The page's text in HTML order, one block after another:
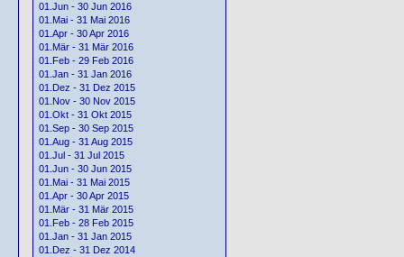
01.Jun - 30 Jun 2016
01.Mai - 31 Mai 2016
01.Apr - 30 Apr 2016
01.Mär - 31 Mär 2016
01.Feb - 29 Feb 2016
01.Jan - 31 Jan 2016
01.Dez - 31 Dez 2015
01.Nov - 30 Nov 2015
01.Okt - 31 Okt 2015
01.Sep - 30 Sep 2015
01.Aug - 31 Aug 2015
01.Jul - 31 Jul 2015
01.Jun - 30 Jun 2015
01.Mai - 31 Mai 2015
01.Apr - 30 Apr 2015
01.Mär - 31 Mär 2015
01.Feb - 28 Feb 2015
01.Jan - 31 Jan 2015
01.Dez - 31 Dez 2014